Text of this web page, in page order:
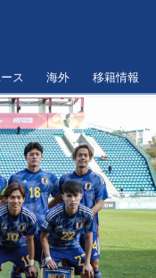
ス 海外 移籍情報